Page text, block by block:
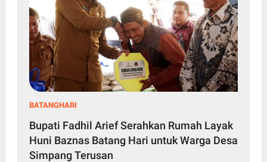
BATANGHARI
Bupati Fadhil Arief Serahkan Rumah Layak
Huni Baznas Batang Hari untuk Warga Desa
Simpang Terusan